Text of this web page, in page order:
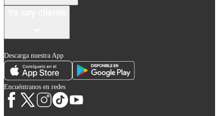
Descarga nuestra App
Encuéntranos en redes